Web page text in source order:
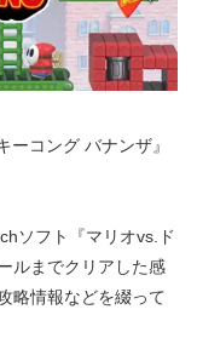
コング バナンザ』
ソフト『マリオvs.ド
ルまでクリアした感
略情報などを綴って